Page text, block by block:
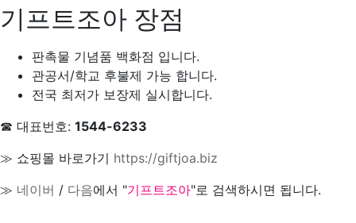
기프트조아 장점
판촉물 기념품 백화점 입니다.
관공서/학교 후불제 가능 합니다.
전국 최저가 보장제 실시합니다.
☎ 대표번호: 1544-6233
≫ 쇼핑몰 바로가기 https://giftjoa.biz
≫ 네이버 / 다음에서 "기프트조아"로 검색하시면 됩니다.